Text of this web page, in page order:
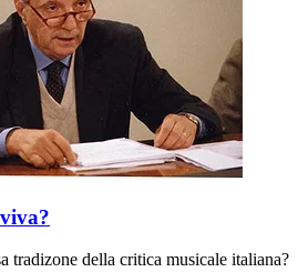
tradizone della critica musicale italiana?